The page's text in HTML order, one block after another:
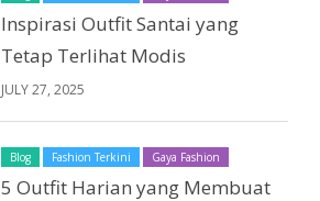
Inspirasi Outfit Santai yang
Tetap Terlihat Modis
JULY 27, 2025
Blog Fashion Terkini Gaya Fashion
5 Outfit Harian yang Membuat